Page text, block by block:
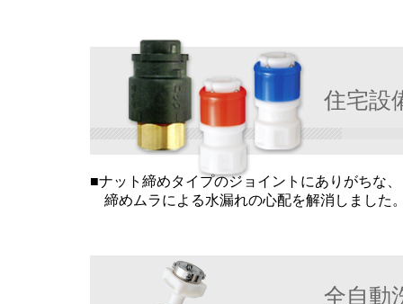
住宅設
■ナット締めタイプのジョイントにありがちな、
締めムラによる水漏れの心配を解消しました
全自動